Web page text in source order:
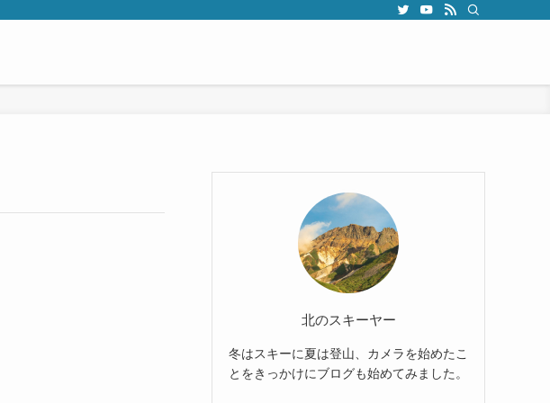
北のスキーヤー
冬はスキーに夏は登山、カメラを始めたこ
とをきっかけにブログも始めてみました。